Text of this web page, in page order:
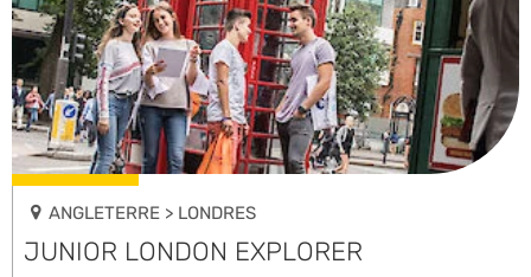
ANGLETERRE > LONDRES
JUNIOR LONDON EXPLORER